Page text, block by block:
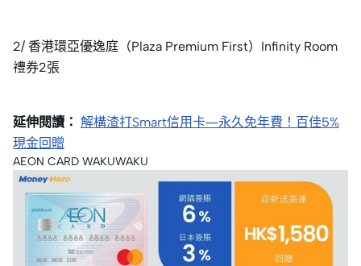
2/ 香港環亞優逸庭（Plaza Premium First）Infinity Room
禮券2張
延伸閱讀： 解構渣打Smart信用卡—永久免年費！百佳5%
現金回贈
AEON CARD WAKUWAKU